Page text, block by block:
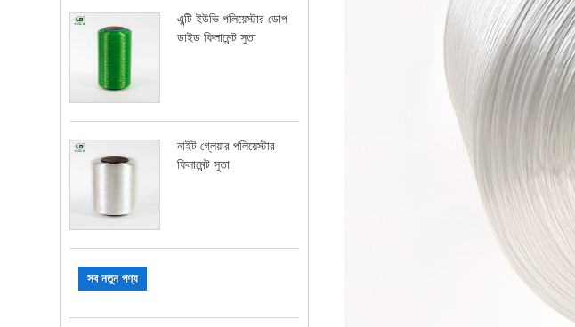
এন্টি ইউভি পলিয়েস্টার ডোপ
ডাইড ফিলামেন্ট সুতা
নাইট গ্লেয়ার পলিয়েস্টার
ফিলামেন্ট সুতা
সব নতুন পণ্য